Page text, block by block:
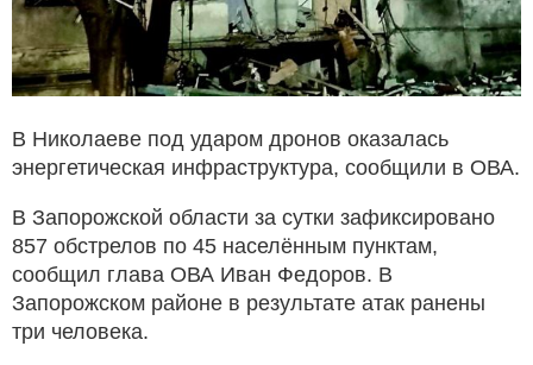
В Николаеве под ударом дронов оказалась
энергетическая инфраструктура, сообщили в ОВА.
В Запорожской области за сутки зафиксировано
857 обстрелов по 45 населённым пунктам,
сообщил глава ОВА Иван Федоров. В
Запорожском районе в результате атак ранены
три человека.